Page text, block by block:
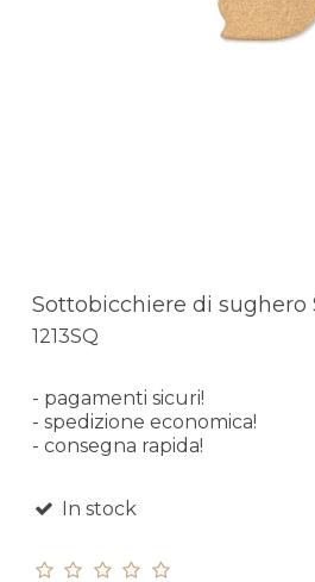
Sottobicchiere di sughero
1213SQ
- pagamenti sicuri!
- spedizione economica!
- consegna rapida!
In stock